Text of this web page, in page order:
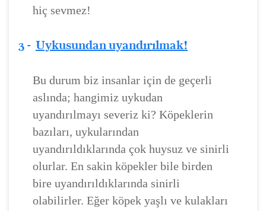
hiç sevmez!
3 - Uykusundan uyandırılmak!
Bu durum biz insanlar için de geçerli
aslında; hangimiz uykudan
uyandırılmayı severiz ki? Köpeklerin
bazıları, uykularından
uyandırıldıklarında çok huysuz ve sinirli
olurlar. En sakin köpekler bile birden
bire uyandırıldıklarında sinirli
olabilirler. Eğer köpek yaşlı ve kulakları